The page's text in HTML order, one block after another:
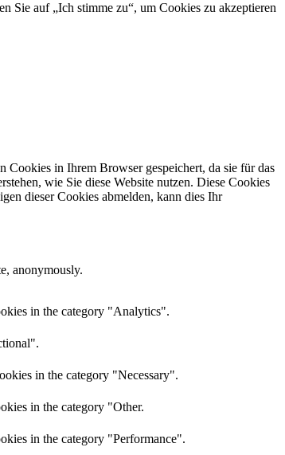
Sie auf „Ich stimme zu“, um Cookies zu akzeptieren
Cookies in Ihrem Browser gespeichert, da sie für das
wie Sie diese Website nutzen. Diese Cookies
dieser Cookies abmelden, kann dies Ihr
anonymously.
in the category "Analytics".
in the category "Necessary".
in the category "Other.
in the category "Performance".